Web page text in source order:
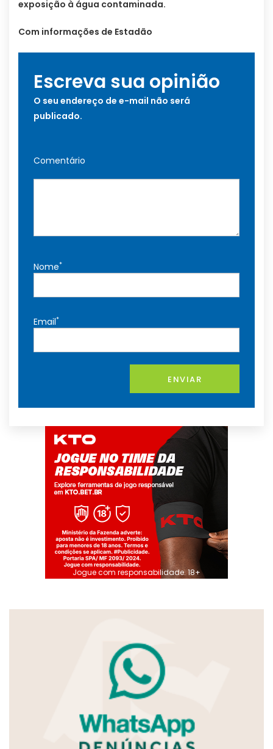
exposição à água contaminada.
Com informações de Estadão
Escreva sua opinião
O seu endereço de e-mail não será
publicado.
Comentário
Nome*
Email*
ENVIAR
Jogue com responsabilidade. 18+